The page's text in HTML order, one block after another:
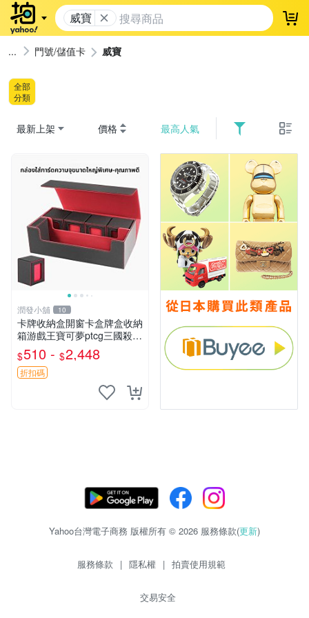
威寶 登
門號/儲值卡 威寶
全部
分類
最新上架 價格 最高人氣
潤發小舖 10
卡牌收納盒開窗卡盒牌盒收納
箱游戲王寶可夢ptcg三國殺海
賊王dtcg
$510 - $2,448
折扣碼
Yahoo台灣電子商務 版權所有 © 2026 服務條款(更新)
服務條款 | 隱私權 | 拍賣使用規範
交易安全